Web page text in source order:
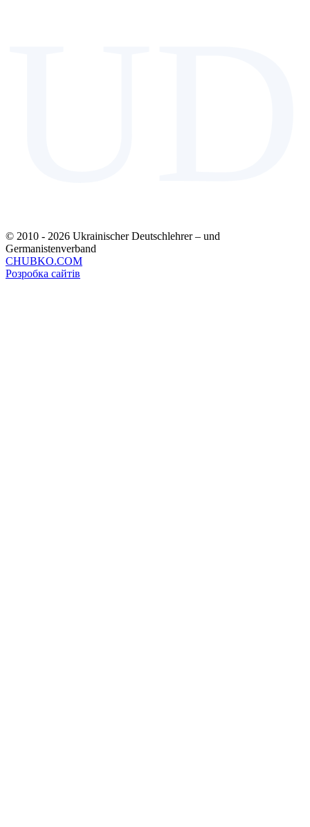
© 2010 - 2026 Ukrainischer Deutschlehrer – und
Germanistenverband
CHUBKO.COM
Розробка сайтів